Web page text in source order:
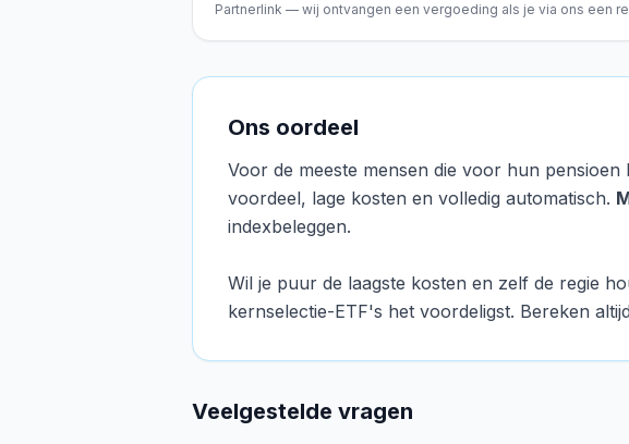
Partnerlink — wij ontvangen een vergoeding als je via ons een
Ons oordeel
Voor de meeste mensen die voor hun pensioen
voordeel, lage kosten en volledig automatisch.
indexbeleggen.
Wil je puur de laagste kosten en zelf de regie
kernselectie-ETF's het voordeligst. Bereken
Veelgestelde vragen